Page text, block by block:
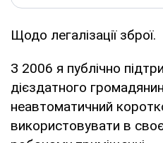
Щодо легалізації зброї.
З 2006 я публічно
дієздатного
неавтоматичний
використовувати в